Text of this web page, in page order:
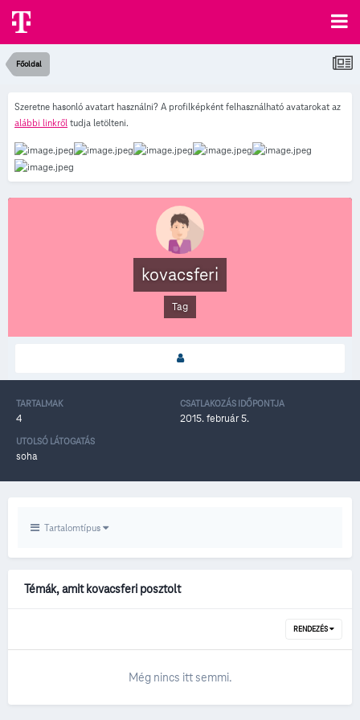
Főoldal
Szeretne hasonló avatart használni? A profilképként felhasználható avatarokat az
alábbi linkről tudja letölteni.
kovacsferi
Tag
TARTALMAK
4
CSATLAKOZÁS IDŐPONTJA
2015. február 5.
UTOLSÓ LÁTOGATÁS
soha
Tartalomtípus
Témák, amit kovacsferi posztolt
RENDEZÉS
Még nincs itt semmi.